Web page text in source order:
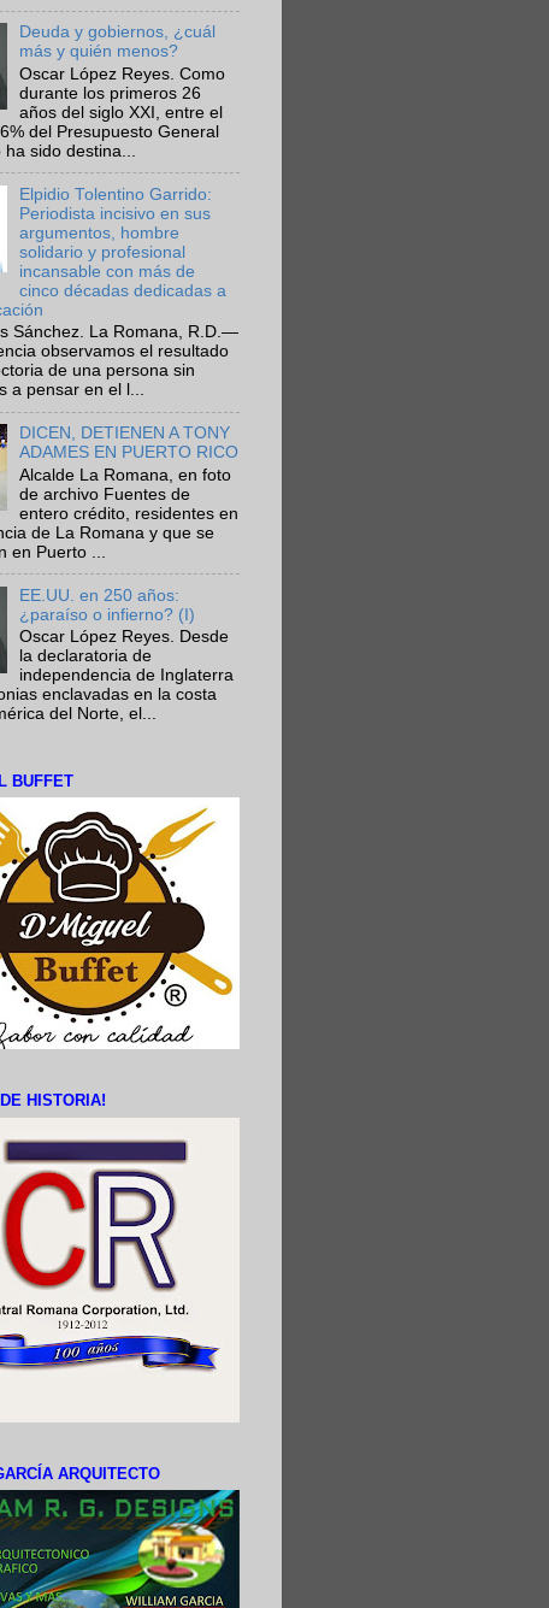
Deuda y gobiernos, ¿cuál
más y quién menos?
Oscar López Reyes. Como
durante los primeros 26
años del siglo XXI, entre el
del Presupuesto General
sido destina...
Elpidio Tolentino Garrido:
Periodista incisivo en sus
argumentos, hombre
solidario y profesional
incansable con más de
cinco décadas dedicadas a
Sánchez. La Romana, R.D.—
observamos el resultado
de una persona sin
a pensar en el l...
DICEN, DETIENEN A TONY
ADAMES EN PUERTO RICO
Alcalde La Romana, en foto
de archivo Fuentes de
entero crédito, residentes en
de La Romana y que se
en Puerto ...
EE.UU. en 250 años:
¿paraíso o infierno? (I)
Oscar López Reyes. Desde
la declaratoria de
independencia de Inglaterra
enclavadas en la costa
del Norte, el...
BUFFET
HISTORIA!
ARQUITECTO